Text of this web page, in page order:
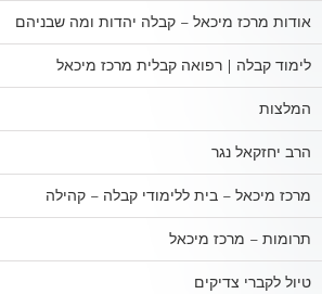
אודות מרכז מיכאל – קבלה יהדות ומה שבניהם
לימוד קבלה | רפואה קבלית מרכז מיכאל
המלצות
הרב יחזקאל נגר
מרכז מיכאל – בית ללימודי קבלה – קהילה
תרומות – מרכז מיכאל
טיול לקברי צדיקים